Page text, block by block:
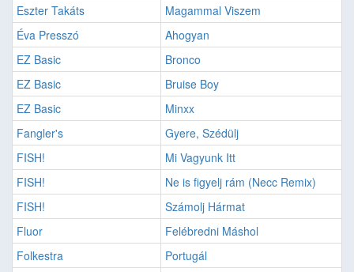
Eszter Takáts
Magammal Viszem
Éva Presszó
Ahogyan
EZ Basic
Bronco
EZ Basic
Bruise Boy
EZ Basic
Minxx
Fangler's
Gyere, Szédülj
FISH!
Mi Vagyunk Itt
FISH!
Ne is figyelj rám (Necc Remix)
FISH!
Számolj Hármat
Fluor
Felébredni Máshol
Folkestra
Portugál